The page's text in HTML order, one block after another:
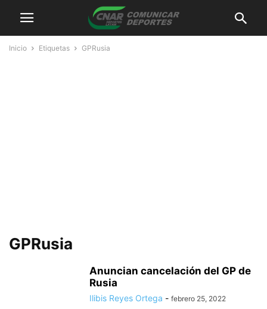
Inicio Etiquetas GPRusia
GPRusia
Anuncian cancelación del GP de
Rusia
Ilibis Reyes Ortega - febrero 25, 2022